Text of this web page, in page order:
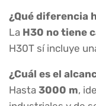
¿Qué diferencia
La H30 no tiene
H30T sí incluye
¿Cuál es el
Hasta 3000 m,